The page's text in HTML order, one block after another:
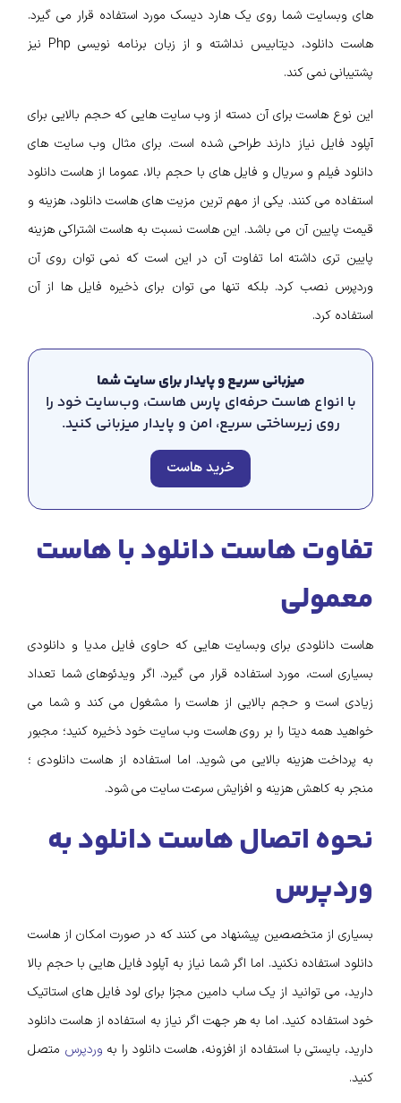
های وب­سایت شما روی یک هارد دیسک مورد استفاده قرار می گیرد.
هاست دانلود، دیتابیس نداشته و از زبان برنامه نویسی Php نیز
پشتیبانی نمی کند.
این نوع هاست برای آن دسته از وب سایت هایی که حجم بالایی برای
آپلود فایل نیاز دارند طراحی شده است. برای مثال وب سایت های
دانلود فیلم و سریال و فایل های با حجم بالا، عموما از هاست دانلود
استفاده می کنند. یکی از مهم ترین مزیت های هاست دانلود، هزینه و
قیمت پایین آن می باشد. این هاست نسبت به هاست اشتراکی هزینه
پایین تری داشته اما تفاوت آن در این است که نمی توان روی آن
وردپرس نصب کرد. بلکه تنها می توان برای ذخیره فایل ها از آن
استفاده کرد.
میزبانی سریع و پایدار برای سایت شما
با انواع هاست حرفه‌ای پارس هاست، وب‌سایت خود را
روی زیرساختی سریع، امن و پایدار میزبانی کنید.
خرید هاست
تفاوت هاست دانلود با هاست
معمولی
هاست دانلودی برای وبسایت هایی که حاوی فایل مدیا و دانلودی
بسیاری است، مورد استفاده قرار می گیرد. اگر ویدئوهای شما تعداد
زیادی است و حجم بالایی از هاست را مشغول می کند و شما می
خواهید همه دیتا را بر روی هاست وب سایت خود ذخیره کنید؛ مجبور
به پرداخت هزینه بالایی می شوید. اما استفاده از هاست دانلودی ؛
منجر به کاهش هزینه و افزایش سرعت سایت می شود.
نحوه اتصال هاست دانلود به
وردپرس
بسیاری از متخصصین پیشنهاد می کنند که در صورت امکان از هاست
دانلود استفاده نکنید. اما اگر شما نیاز به آپلود فایل هایی با حجم بالا
دارید، می توانید از یک ساب دامین مجزا برای لود فایل های استاتیک
خود استفاده کنید. اما به هر جهت اگر نیاز به استفاده از هاست دانلود
دارید، بایستی با استفاده از افزونه، هاست دانلود را به وردپرس متصل
کنید.